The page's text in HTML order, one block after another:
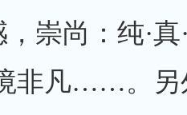
崇尚：纯·真
非凡……。另